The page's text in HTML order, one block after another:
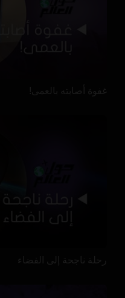
غفوة أصابته بالعمى!
رحلة ناجحة إلى الفضاء